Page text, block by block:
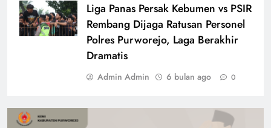
Liga Panas Persak Kebumen vs PSIR
Rembang Dijaga Ratusan Personel
Polres Purworejo, Laga Berakhir
Dramatis
Admin Admin 6 bulan ago 0